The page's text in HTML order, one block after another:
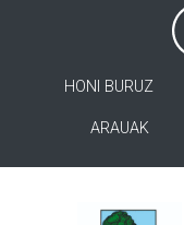
HONI BURUZ
ARAUAK